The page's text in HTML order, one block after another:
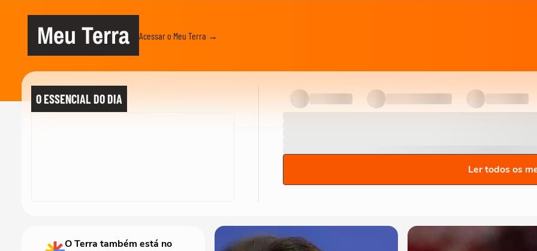
Meu Terra Acessar o Meu Terra →
O ESSENCIAL DO DIA
Ler todos os
O Terra também está no